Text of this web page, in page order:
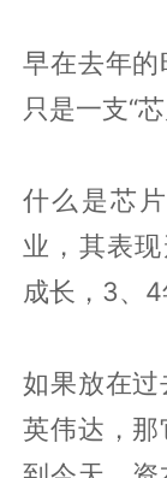
早在去年
只是一支“芯
什么是芯
业，其表
成长，3、4
如果放在
英伟达，